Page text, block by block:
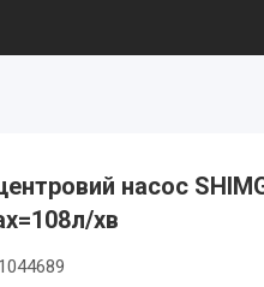
насос
хв
1044689